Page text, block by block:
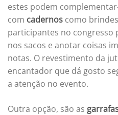
estes podem
com cadernos como
participantes no congresso
nos sacos e anotar coisas
notas. O revestimento da
encantador que dá gosto
a atenção no evento.
Outra opção, são as